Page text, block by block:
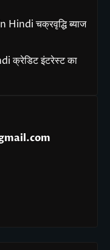
चक्रवृद्धि ब्याज
क्रेडिट इंटरेस्ट का